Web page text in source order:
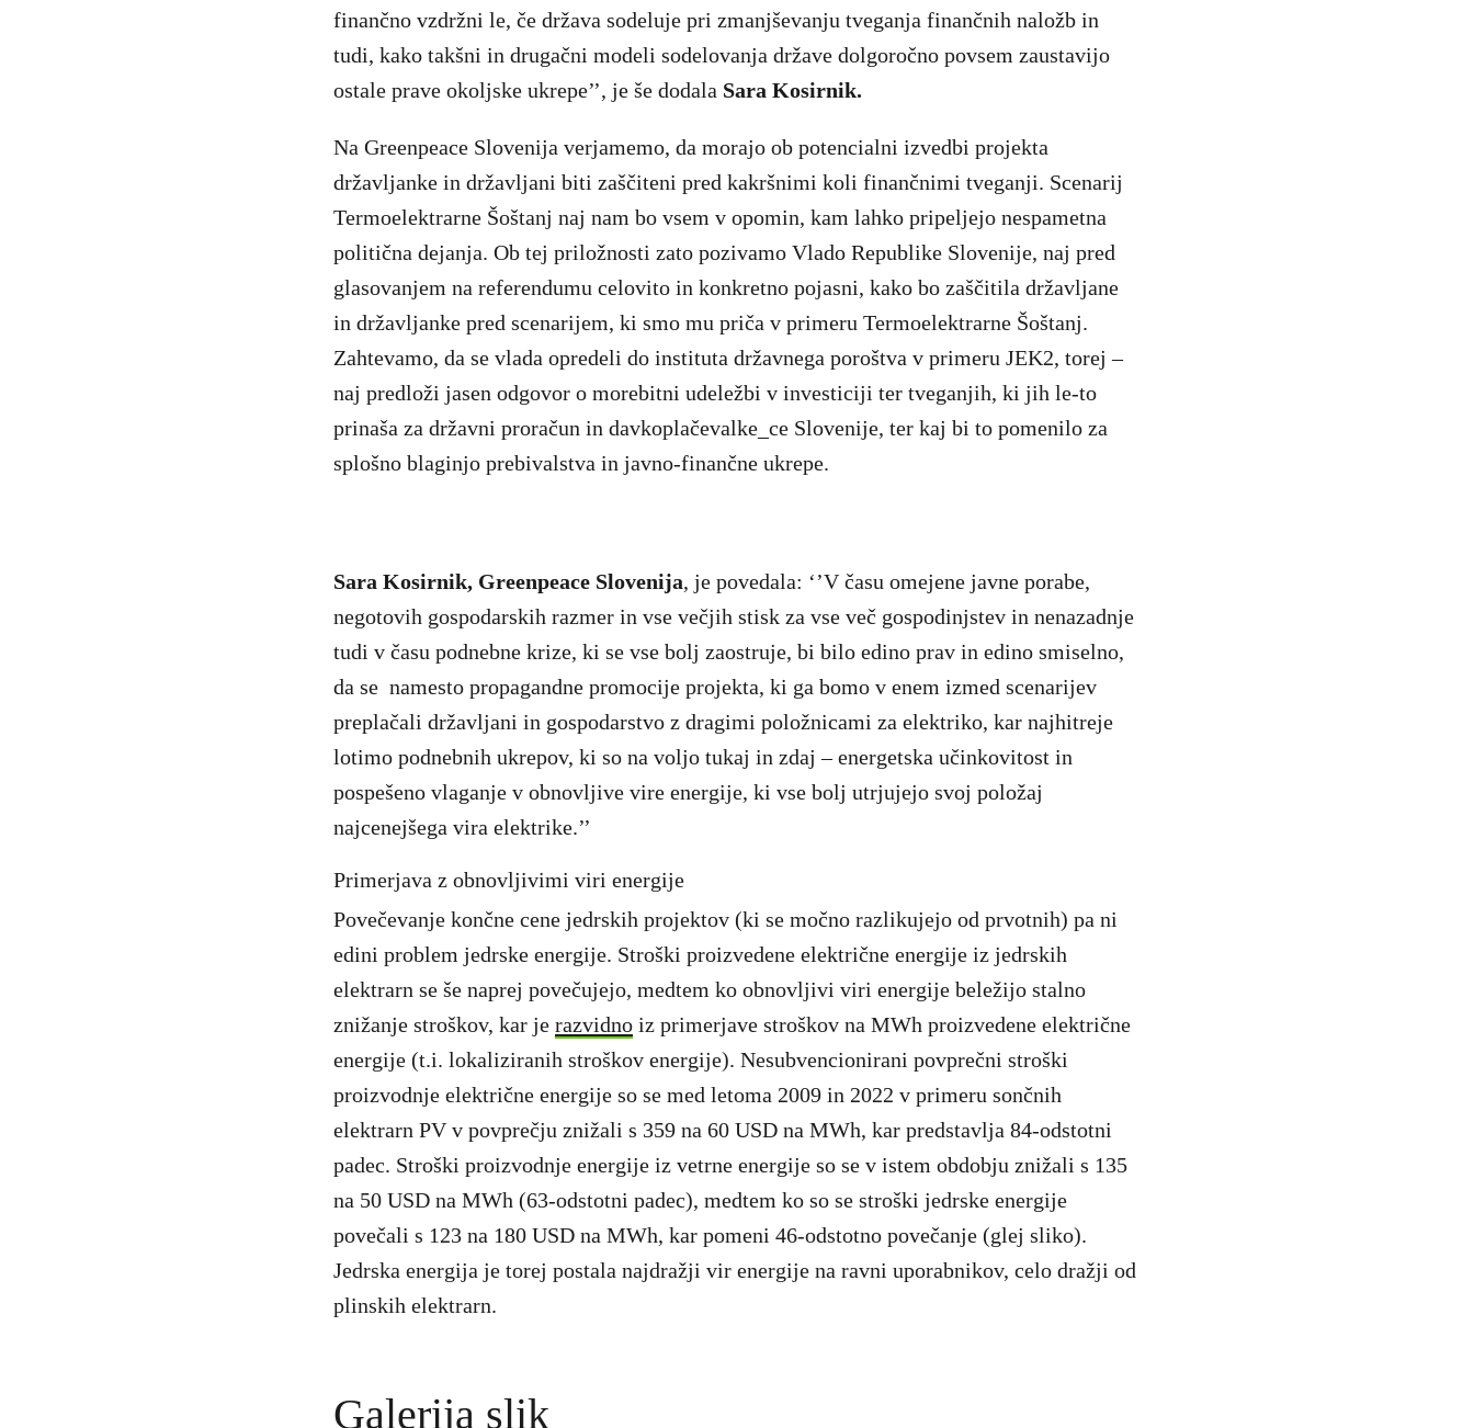
finančno vzdržni le, če država sodeluje pri zmanjševanju tveganja finančnih naložb in
tudi, kako takšni in drugačni modeli sodelovanja države dolgoročno povsem zaustavijo
ostale prave okoljske ukrepe’’, je še dodala Sara Kosirnik.
Na Greenpeace Slovenija verjamemo, da morajo ob potencialni izvedbi projekta
državljanke in državljani biti zaščiteni pred kakršnimi koli finančnimi tveganji. Scenarij
Termoelektrarne Šoštanj naj nam bo vsem v opomin, kam lahko pripeljejo nespametna
politična dejanja. Ob tej priložnosti zato pozivamo Vlado Republike Slovenije, naj pred
glasovanjem na referendumu celovito in konkretno pojasni, kako bo zaščitila državljane
in državljanke pred scenarijem, ki smo mu priča v primeru Termoelektrarne Šoštanj.
Zahtevamo, da se vlada opredeli do instituta državnega poroštva v primeru JEK2, torej –
naj predloži jasen odgovor o morebitni udeležbi v investiciji ter tveganjih, ki jih le-to
prinaša za državni proračun in davkoplačevalke_ce Slovenije, ter kaj bi to pomenilo za
splošno blaginjo prebivalstva in javno-finančne ukrepe.
Sara Kosirnik, Greenpeace Slovenija, je povedala: ‘’V času omejene javne porabe,
negotovih gospodarskih razmer in vse večjih stisk za vse več gospodinjstev in nenazadnje
tudi v času podnebne krize, ki se vse bolj zaostruje, bi bilo edino prav in edino smiselno,
da se namesto propagandne promocije projekta, ki ga bomo v enem izmed scenarijev
preplačali državljani in gospodarstvo z dragimi položnicami za elektriko, kar najhitreje
lotimo podnebnih ukrepov, ki so na voljo tukaj in zdaj – energetska učinkovitost in
pospešeno vlaganje v obnovljive vire energije, ki vse bolj utrjujejo svoj položaj
najcenejšega vira elektrike.’’
Primerjava z obnovljivimi viri energije
Povečevanje končne cene jedrskih projektov (ki se močno razlikujejo od prvotnih) pa ni
edini problem jedrske energije. Stroški proizvedene električne energije iz jedrskih
elektrarn se še naprej povečujejo, medtem ko obnovljivi viri energije beležijo stalno
znižanje stroškov, kar je razvidno iz primerjave stroškov na MWh proizvedene električne
energije (t.i. lokaliziranih stroškov energije). Nesubvencionirani povprečni stroški
proizvodnje električne energije so se med letoma 2009 in 2022 v primeru sončnih
elektrarn PV v povprečju znižali s 359 na 60 USD na MWh, kar predstavlja 84-odstotni
padec. Stroški proizvodnje energije iz vetrne energije so se v istem obdobju znižali s 135
na 50 USD na MWh (63-odstotni padec), medtem ko so se stroški jedrske energije
povečali s 123 na 180 USD na MWh, kar pomeni 46-odstotno povečanje (glej sliko).
Jedrska energija je torej postala najdražji vir energije na ravni uporabnikov, celo dražji od
plinskih elektrarn.
Galerija slik